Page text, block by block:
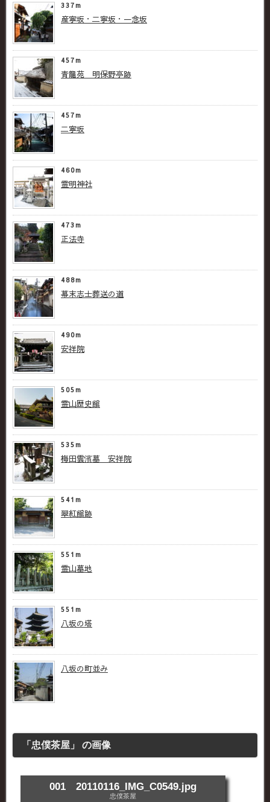
337m
産寧坂・二寧坂・一念坂
457m
青龍苑 明保野亭跡
457m
二寧坂
460m
霊明神社
473m
正法寺
488m
幕末志士葬送の道
490m
安祥院
505m
霊山歴史館
535m
梅田雲濱墓 安祥院
541m
翠紅館跡
551m
霊山墓地
551m
八坂の塔
八坂の町並み
「忠僕茶屋」 の画像
001 20110116_IMG_C0549.jpg
忠僕茶屋